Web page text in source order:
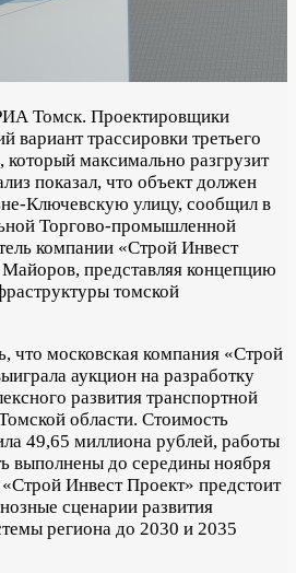
Томск. Проектировщики
вариант трассировки третьего
который максимально разгрузит
показал, что объект должен
Ключевскую улицу, сообщил в
Торгово-промышленной
компании «Строй Инвест
представляя концепцию
томской
что московская компания «Строй
аукцион на разработку
развития транспортной
области. Стоимость
49,65 миллиона рублей, работы
выполнены до середины ноября
Инвест Проект» предстоит
сценарии развития
региона до 2030 и 2035